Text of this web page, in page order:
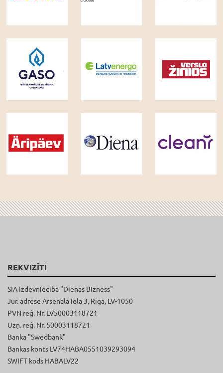
REKVIZĪTI
SIA Izdevniecība "Dienas Bizness"
Jur. adrese Arsenāla iela 3, Rīga, LV-1050
PVN reģ. Nr. LV50003118721
Uzņ. reģ. Nr. 50003118721
Banka "Swedbank"
Bankas konts LV74HABA0551039293094
SWIFT kods HABALV22